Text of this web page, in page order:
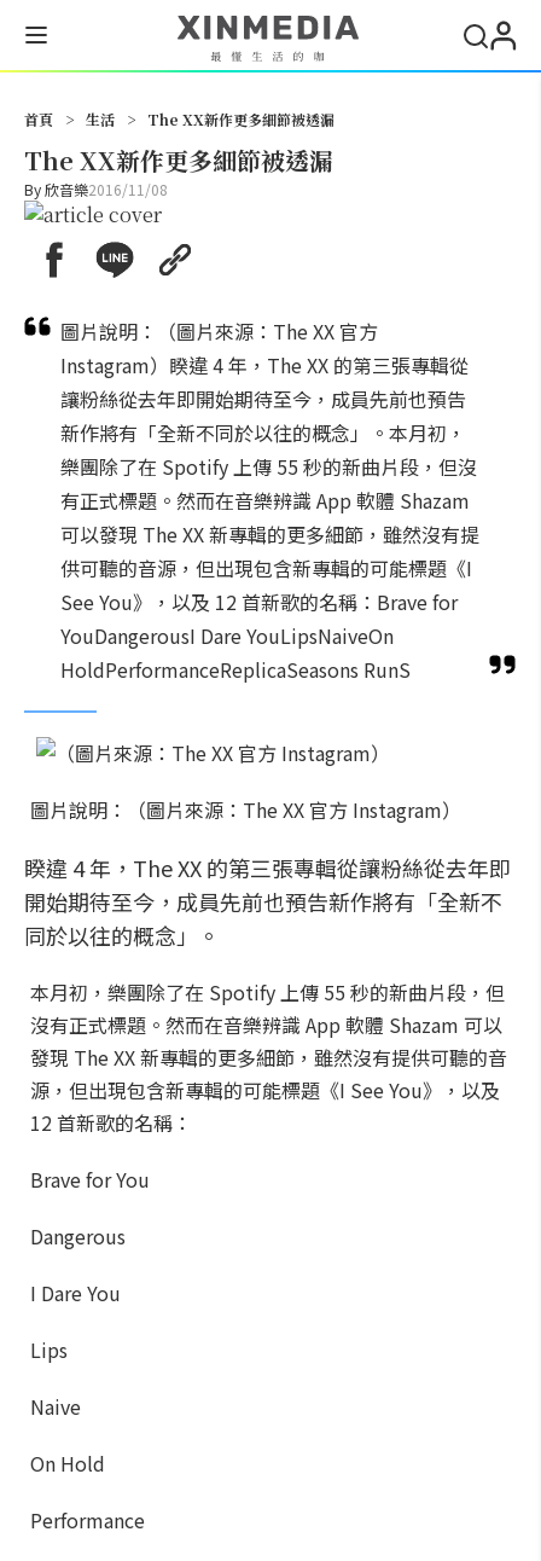
首頁 > 生活 > The XX新作更多細節被透漏
The XX新作更多細節被透漏
By欣音樂2016/11/08
圖片說明：（圖片來源：The XX 官方
Instagram）睽違 4 年，The XX 的第三張專輯從
讓粉絲從去年即開始期待至今，成員先前也預告
新作將有「全新不同於以往的概念」。本月初，
樂團除了在 Spotify 上傳 55 秒的新曲片段，但沒
有正式標題。然而在音樂辨識 App 軟體 Shazam
可以發現 The XX 新專輯的更多細節，雖然沒有提
供可聽的音源，但出現包含新專輯的可能標題《I
See You》，以及 12 首新歌的名稱：Brave for
YouDangerousI Dare YouLipsNaiveOn
HoldPerformanceReplicaSeasons RunS
圖片說明：（圖片來源：The XX 官方 Instagram）
睽違 4 年，The XX 的第三張專輯從讓粉絲從去年即
開始期待至今，成員先前也預告新作將有「全新不
同於以往的概念」。
本月初，樂團除了在 Spotify 上傳 55 秒的新曲片段，但
沒有正式標題。然而在音樂辨識 App 軟體 Shazam 可以
發現 The XX 新專輯的更多細節，雖然沒有提供可聽的音
源，但出現包含新專輯的可能標題《I See You》，以及
12 首新歌的名稱：
Brave for You
Dangerous
I Dare You
Lips
Naive
On Hold
Performance